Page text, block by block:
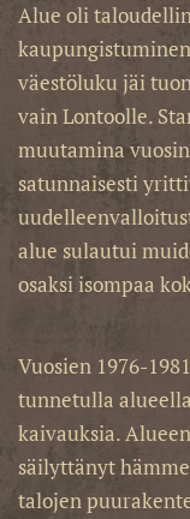
Alue oli
väestöluku jäi
vain Lontoolle.
muutamina
satunnaisesti
alue sulautui
osaksi isompaa
Vuosien 1976-
tunnetulla
kaivauksia.
säilyttänyt
talojen